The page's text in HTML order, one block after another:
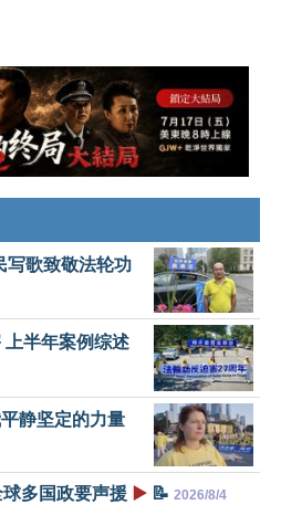
写歌致敬法轮功
半年案例综述
静坚定的力量
多国政要声援 ▶️ 📝 2026/8/4